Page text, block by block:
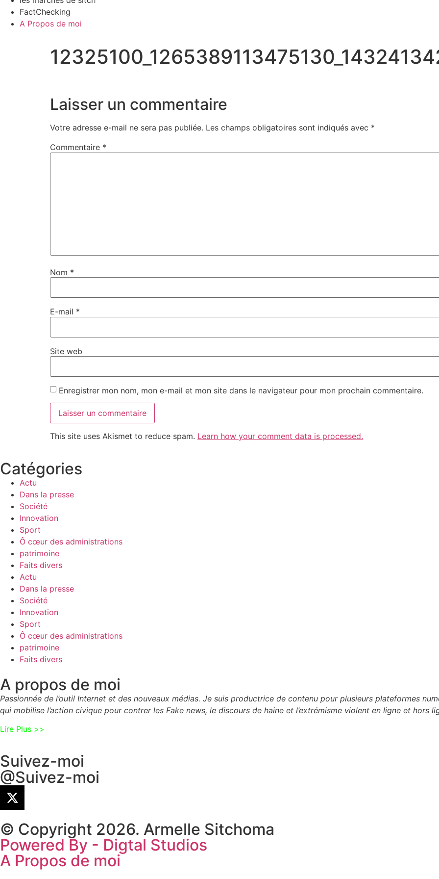
FactChecking
A Propos de moi
Laisser un commentaire
Votre adresse e-mail ne sera pas publiée. Les champs obligatoires sont indiqués avec *
Commentaire *
Nom *
E-mail *
Site web
Enregistrer mon nom, mon e-mail et mon site dans le navigateur pour mon prochain commentaire.
This site uses Akismet to reduce spam. Learn how your comment data is processed.
Catégories
Actu
Dans la presse
Société
Innovation
Sport
Ô cœur des administrations
patrimoine
Faits divers
Actu
Dans la presse
Société
Innovation
Sport
Ô cœur des administrations
patrimoine
Faits divers
A propos de moi
Passionnée de l’outil Internet et des nouveaux médias. Je suis productrice de contenu pour plusieurs plateformes
qui mobilise l’action civique pour contrer les Fake news, le discours de haine et l’extrémisme violent en ligne et hors
Lire Plus >>
Suivez-moi
@Suivez-moi
© Copyright 2026. Armelle Sitchoma
Powered By - Digtal Studios
A Propos de moi